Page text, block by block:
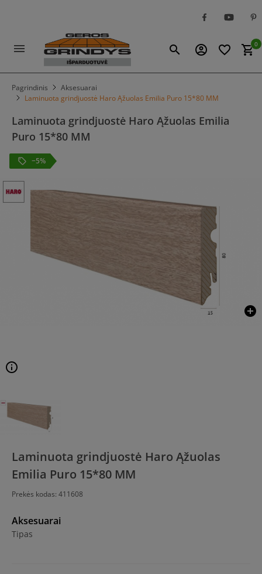
menu search account_circle favorite_border shopping_cart0
Pagrindinis
Aksesuarai
Laminuota grindjuostė Haro Ąžuolas Emilia Puro 15*80 MM
Laminuota grindjuostė Haro Ąžuolas Emilia
Puro 15*80 MM
local_offer −5%
add_circle
info
Laminuota grindjuostė Haro Ąžuolas
Emilia Puro 15*80 MM
Prekės kodas: 411608
Aksesuarai
Tipas